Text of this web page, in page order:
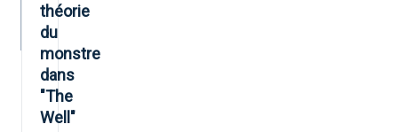
théorie
du
monstre
dans
"The
Well"